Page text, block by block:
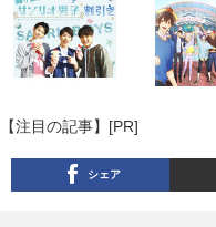
【注目の記事】[PR]
シェア